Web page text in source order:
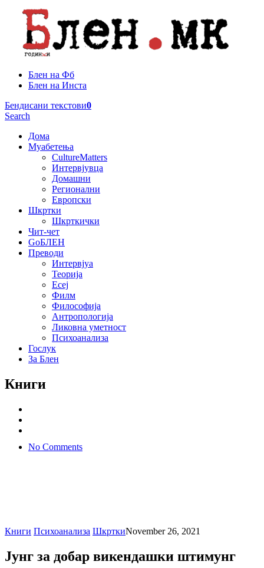
Блен на Фб
Блен на Инста
Бендисани текстови0
Search
Дома
Муабетења
CultureMatters
Интервјувца
Домашни
Регионални
Европски
Шкртки
Шкрткички
Чит-чет
GoБЛЕН
Преводи
Интервјуа
Теорија
Есеј
Филм
Философија
Антропологија
Ликовна уметност
Психоанализа
Гослук
За Блен
Книги
No Comments
Книги Психоанализа ШкрткиNovember 26, 2021
Јунг за добар викендашки штимунг